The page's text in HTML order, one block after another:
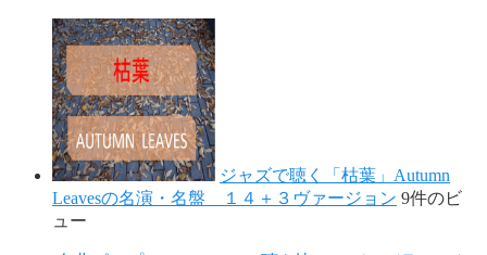
ジャズで聴く「枯葉」Autumn
Leavesの名演・名盤 １４＋３ヴァージョン 9件のビ
ュー